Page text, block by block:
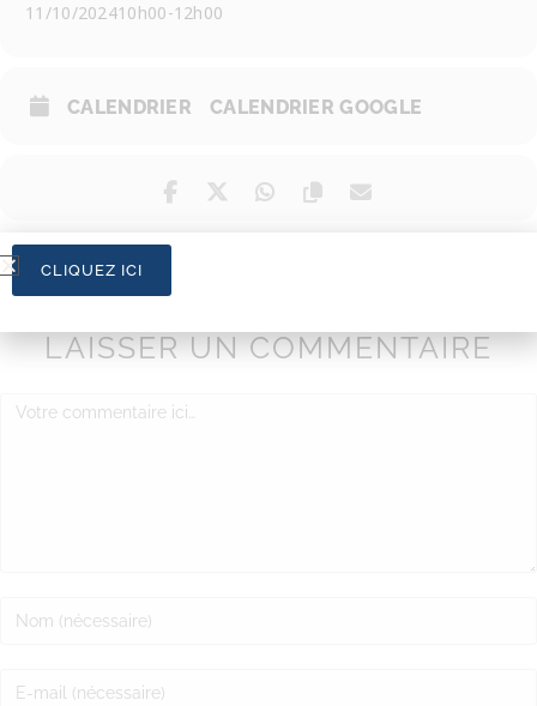
11/10/202410h00-12h00
CALENDRIER CALENDRIER GOOGLE
LAISSER UN COMMENTAIRE
CLIQUEZ ICI